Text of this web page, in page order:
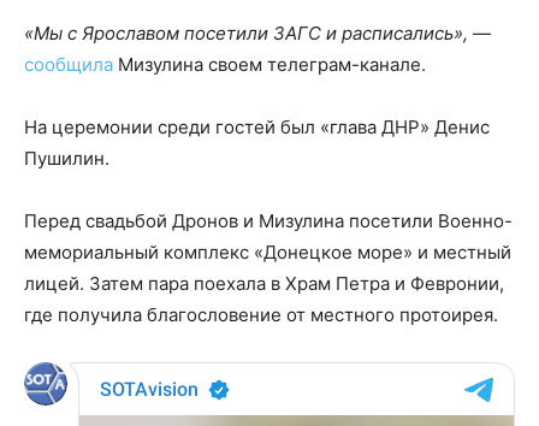
«Мы с Ярославом посетили ЗАГС и расписались», —
сообщила Мизулина своем телеграм-канале.
На церемонии среди гостей был «глава ДНР» Денис
Пушилин.
Перед свадьбой Дронов и Мизулина посетили Военно-
мемориальный комплекс «Донецкое море» и местный
лицей. Затем пара поехала в Храм Петра и Февронии,
где получила благословение от местного протоирея.